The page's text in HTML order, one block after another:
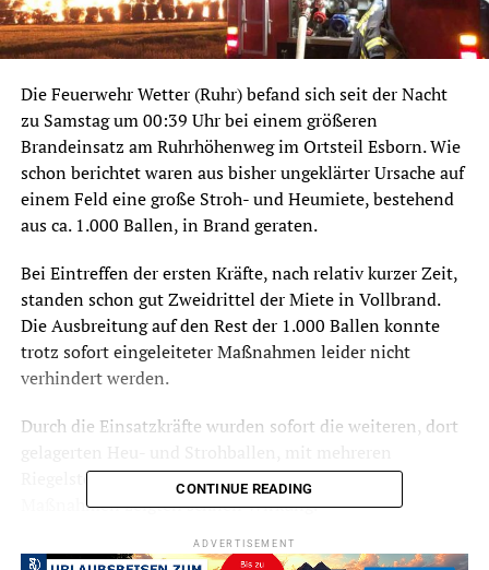
Die Feuerwehr Wetter (Ruhr) befand sich seit der Nacht
zu Samstag um 00:39 Uhr bei einem größeren
Brandeinsatz am Ruhrhöhenweg im Ortsteil Esborn. Wie
schon berichtet waren aus bisher ungeklärter Ursache auf
einem Feld eine große Stroh- und Heumiete, bestehend
aus ca. 1.000 Ballen, in Brand geraten.
Bei Eintreffen der ersten Kräfte, nach relativ kurzer Zeit,
standen schon gut Zweidrittel der Miete in Vollbrand.
Die Ausbreitung auf den Rest der 1.000 Ballen konnte
trotz sofort eingeleiteter Maßnahmen leider nicht
verhindert werden.
Durch die Einsatzkräfte wurden sofort die weiteren, dort
Riegelstellungen, vor dem Feuer geschützt. Diese
Maßnahmen zeigten schnell Wirkung.
Durch den Einsatzleiter wurde in Abstimmung mit dem
CONTINUE READING
ADVERTISEMENT